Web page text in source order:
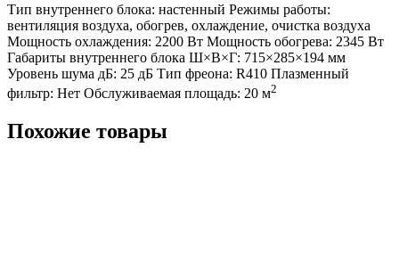
Тип внутреннего блока: настенный Режимы работы:
вентиляция воздуха, обогрев, охлаждение, очистка воздуха
Мощность охлаждения: 2200 Вт Мощность обогрева: 2345 Вт
Габариты внутреннего блока Ш×В×Г: 715×285×194 мм
Уровень шума дБ: 25 дБ Тип фреона: R410 Плазменный
фильтр: Нет Обслуживаемая площадь: 20 м2
Похожие товары